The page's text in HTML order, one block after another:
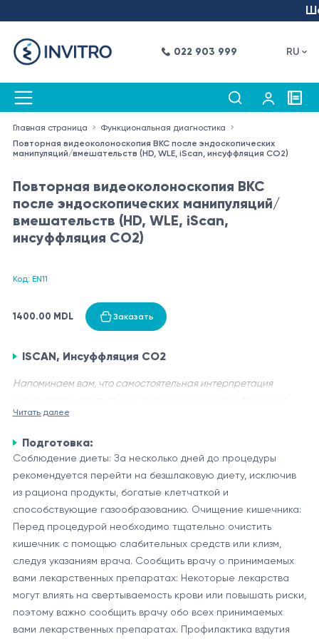
022 903 999 RU
Главная страница
Функциональная диагностика
Повторная видеоколоноскопия ВКС после эндоскопических
манипуляций/вмешательств (HD, WLE, iScan, инсуффляция CO2)
Повторная видеоколоноскопия ВКС
после эндоскопических манипуляций/
вмешательств (HD, WLE, iScan,
инсуффляция CO2)
Код: EN11
1400.00 MDL Заказать
ISCAN, Инсуффляция CO2
Напоминаем вам, что самостоятельная интерпретация
носит исключительно справочный характер.
ISCAN (Image-Enhanced Endoscopy) и инсуффляция CO2 —
это современные технологии, применяемые в эндоскопии
для улучшения визуализации и повышения эффективности
исследований желудочно-кишечного тракта.
ISCAN
ISCAN — это технология обработки изображений,
используемая в эндоскопах, которая позволяет улучшить
визуализацию слизистой оболочки и выявление
патологических изменений. Она основана на применении
различных фильтров и алгоритмов для выделения
контрастов и деталей изображения. ISCAN помогает
специалистам более точно диагностировать такие
Инсуффляция CO2
Инсуффляция CO2 — это метод, при котором для
расширения просвета кишечника и улучшения
Читать далее
Подготовка:
Соблюдение диеты: За несколько дней до процедуры
рекомендуется перейти на безшлаковую диету, исключив
из рациона продукты, богатые клетчаткой и
способствующие газообразованию. Очищение кишечника:
Перед процедурой необходимо тщательно очистить
кишечник с помощью слабительных средств или клизм,
следуя указаниям врача. Сообщить врачу о принимаемых
вами лекарственных препаратах: Некоторые лекарства
могут влиять на свертываемость крови или повышать риски,
поэтому важно сообщить врачу обо всех принимаемых
вами лекарственных препаратах. Профилактика вздутия